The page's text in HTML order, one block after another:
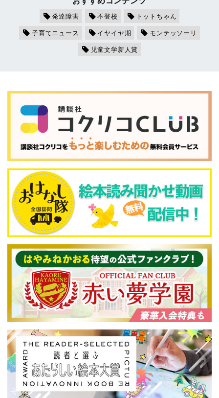
発達障害 不登校
トットちゃん
子育てニュース
イヤイヤ期
モンテッソーリ
児童文学新人賞